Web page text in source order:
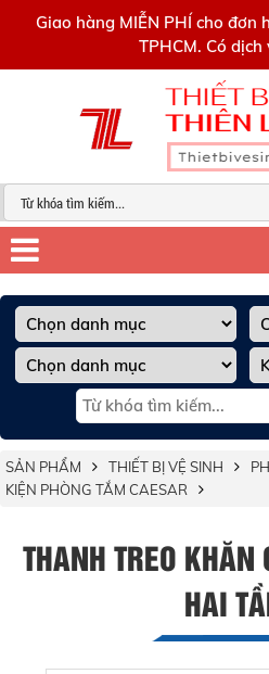
Giao hàng MIỄN PHÍ cho đơn
TPHCM. Có
SẢN PHẨM THIẾT BỊ VỆ SINH
KIỆN PHÒNG TẮM CAESAR
THANH TREO
HAI
0909445903